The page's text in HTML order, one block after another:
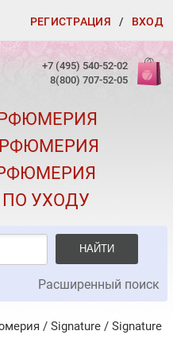
РЕГИСТРАЦИЯ / ВХОД
ЗАКАЗАМ
+7 (495) 540-52-02
8(800) 707-52-05
УХОДУ
НАЙТИ
Расширенный поиск
/ Signature / Signature